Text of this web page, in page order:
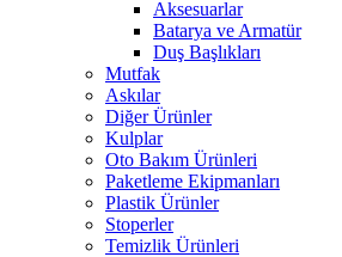
Aksesuarlar
Batarya ve Armatür
Duş Başlıkları
Mutfak
Askılar
Diğer Ürünler
Kulplar
Oto Bakım Ürünleri
Paketleme Ekipmanları
Plastik Ürünler
Stoperler
Temizlik Ürünleri